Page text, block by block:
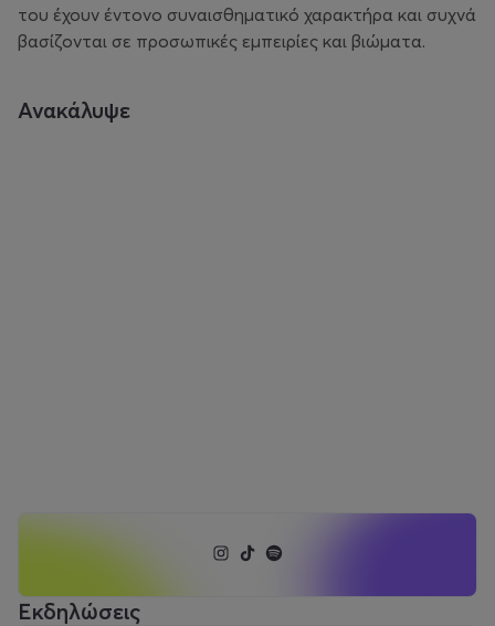
του έχουν έντονο συναισθηματικό χαρακτήρα και συχνά
βασίζονται σε προσωπικές εμπειρίες και βιώματα.
Ανακάλυψε
Εκδηλώσεις